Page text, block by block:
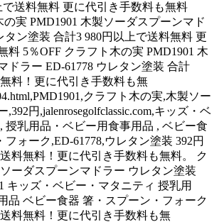
で送料無料 更に代引き手数料も無料
の実 PMD1901 木製ソーダスプーンマド
タン塗装 合計3 980円以上で送料無料 更
料 5％OFF クラフト木の実 PMD1901 木
ドラー ED-61778 ウレタン塗装 合計
料！更に代引き手数料も無
クラフト木の実,木製ソー
円,jalenrosegolfclassic.com,キッズ・ベ
授乳用品・ベビー用食事用品 , ベビー食
ォーク,ED-61778,ウレタン塗装 392円
料無料！更に代引き手数料も無料。 ク
ーダスプーンマドラー ウレタン塗装
キッズ・ベビー・マタニティ 授乳用
品 ベビー食器 箸・スプーン・フォーク
料無料！更に代引き手数料も無